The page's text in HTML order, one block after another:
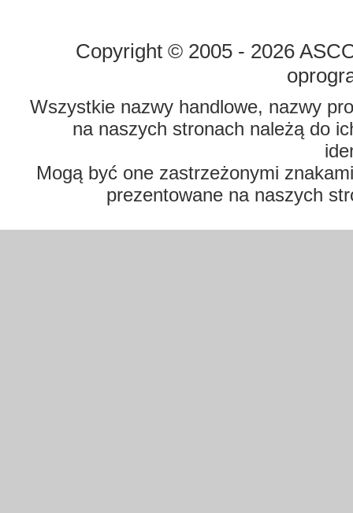
Copyright © 2005 - 2026
Wszystkie nazwy handlowe, nazwy
na naszych stronach należą do
Mogą być one zastrzeżonymi
prezentowane na naszych